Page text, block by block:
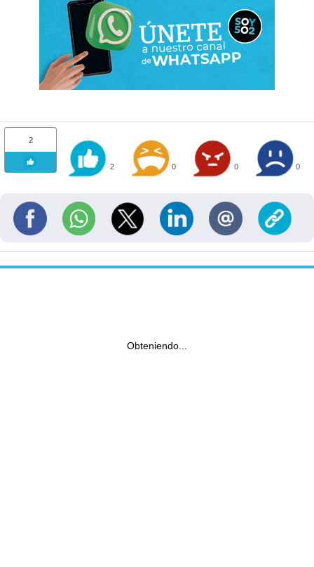
2
2 0 0 0
Obteniendo...